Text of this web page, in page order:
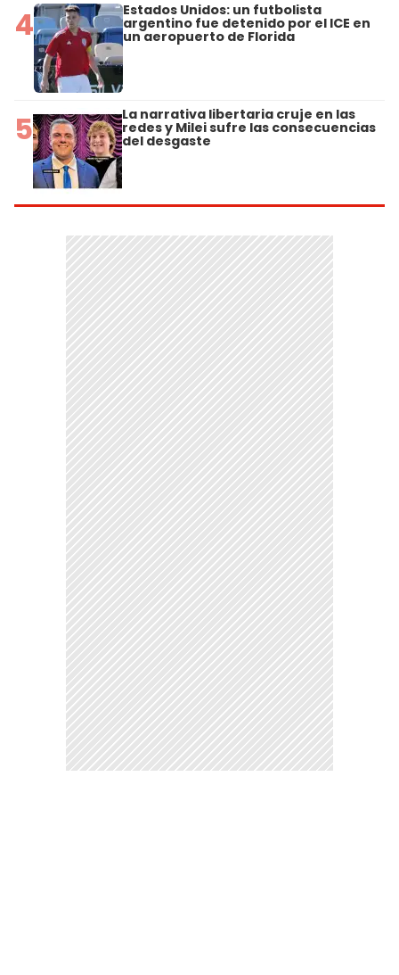
4 Estados Unidos: un futbolista
argentino fue detenido por el ICE en
un aeropuerto de Florida
5 La narrativa libertaria cruje en las
redes y Milei sufre las consecuencias
del desgaste